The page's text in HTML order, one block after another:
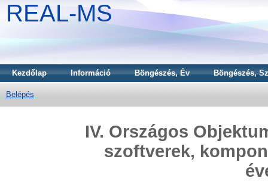
REAL-MS
Kezdőlap Információ Böngészés, Év Böngészés,
Belépés
IV. Országos
szoftverek,